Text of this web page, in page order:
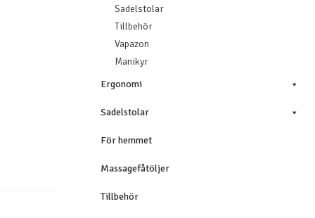
Sadelstolar
Tillbehör
Vapazon
Manikyr
Ergonomi
Sadelstolar
För hemmet
Massagefåtöljer
Tillbehör